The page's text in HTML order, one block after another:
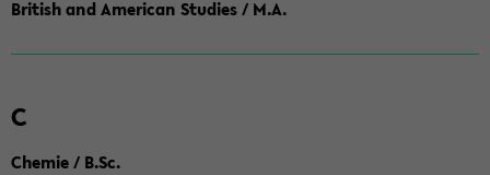
British and American Studies / M.A.
C
Chemie / B.Sc.